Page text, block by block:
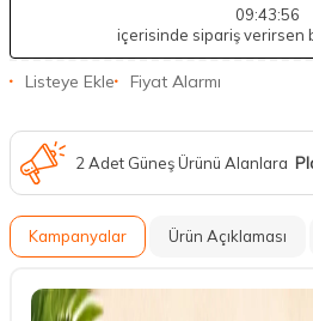
09:43:55
içerisinde sipariş verirsen
Listeye Ekle Fiyat Alarmı
2 Adet Güneş Ürünü Alanlara
Kampanyalar Ürün Açıklaması